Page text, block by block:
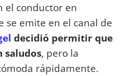
el conductor en
se emite en el canal de
decidió permitir que
saludos, pero la
rápidamente.